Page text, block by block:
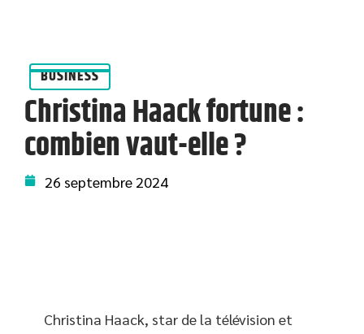
BUSINESS
Christina Haack fortune :
combien vaut-elle ?
26 septembre 2024
Christina Haack, star de la télévision et